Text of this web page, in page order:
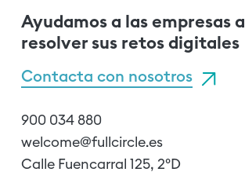
Ayudamos a las empresas a
resolver sus retos digitales
Contacta con nosotros
900 034 880
welcome@fullcircle.es
Calle Fuencarral 125, 2ºD